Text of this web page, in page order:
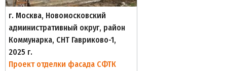
г. Москва, Новомосковский
административный округ, район
Коммунарка, СНТ Гавриково-1,
2025 г.
Проект отделки фасада СФТК